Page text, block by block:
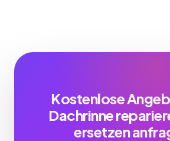
Kostenlose
Dachrinne
ersetzen